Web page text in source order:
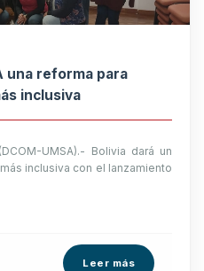
una reforma para
inclusiva
UMSA).- Bolivia dará un
inclusiva con el lanzamiento
Leer más